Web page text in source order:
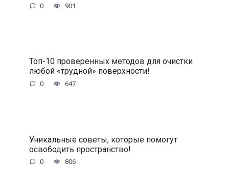
0 901
Топ-10 проверенных методов для очистки
любой «трудной» поверхности!
0 647
Уникальные советы, которые помогут
освободить пространство!
0 806